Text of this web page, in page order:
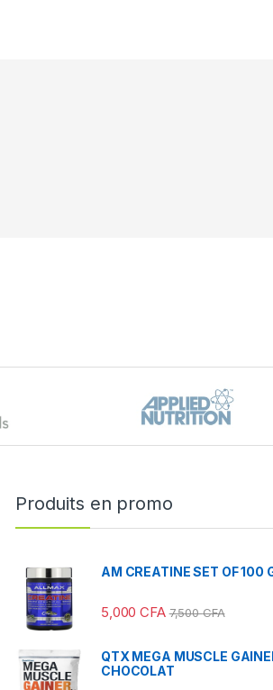
Produits en promo
AM CREATINE SET OF 100
5,000CFA 7,500CFA
QTX MEGA MUSCLE
CHOCOLAT